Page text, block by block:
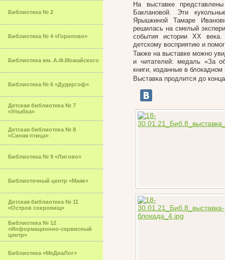
Библиотека № 2
Библиотека № 4 «Горелово»
Библиотека им. А.Ф.Можайского
Библиотека № 6 «Дудергоф»
Детская библиотека № 7
«Улыбка»
Детская библиотека № 8
«Синяя птица»
Библиотека № 9 «Лигово»
Библиотечный центр «Маяк»
Детская библиотека № 11
«Остров сокровищ»
Библиотека № 12
«Информационно-сервисный
центр»
Библиотека «МеДиаЛог»
На выставке
Баклановой. Эти
Ярышкиной Тамаре
решилась на смелый
события истории ХХ
детскому восприятию и
Также на выставке можно
и читателей: медаль «За
книги, изданные в
Выставка продлится до